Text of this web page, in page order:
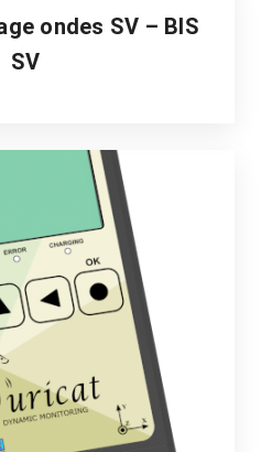
ondes SV – BIS
SV